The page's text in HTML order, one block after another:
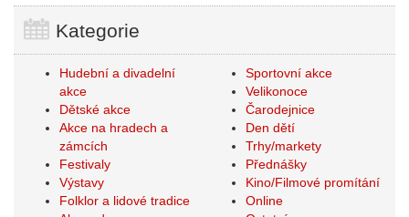
Kategorie
Hudební a divadelní
akce
Dětské akce
Akce na hradech a
zámcích
Festivaly
Výstavy
Folklor a lidové tradice
Sportovní akce
Velikonoce
Čarodejnice
Den dětí
Trhy/markety
Přednášky
Kino/Filmové promítání
Online